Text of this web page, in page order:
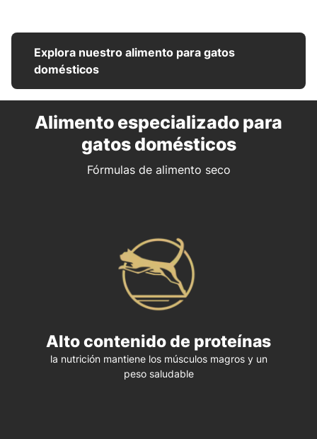
Explora nuestro alimento para gatos
domésticos
Alimento especializado para
gatos domésticos
Fórmulas de alimento seco
Alto contenido de proteínas
la nutrición mantiene los músculos magros y un
peso saludable